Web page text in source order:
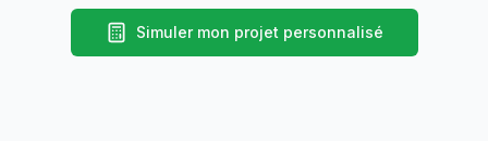
Simuler mon projet personnalisé